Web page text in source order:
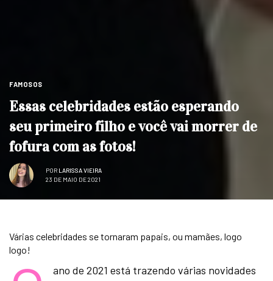
FAMOSOS
Essas celebridades estão esperando
seu primeiro filho e você vai morrer de
fofura com as fotos!
POR LARISSA VIEIRA
23 DE MAIO DE 2021
Várias celebridades se tornaram papais, ou mamães, logo
logo!
ano de 2021 está trazendo várias novidades